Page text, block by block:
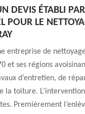
DEVIS ÉTABLI
POUR LE
entreprise de
et ses régions
d’entretien, de
la toiture.
Premièrement